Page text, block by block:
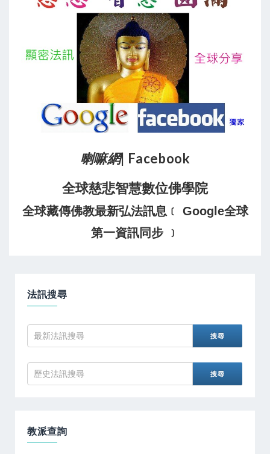
喇嘛網| Facebook
全球慈悲智慧數位佛學院
全球藏傳佛教最新弘法訊息﹝ Google全球
第一資訊同步 ﹞
法訊搜尋
教派查詢